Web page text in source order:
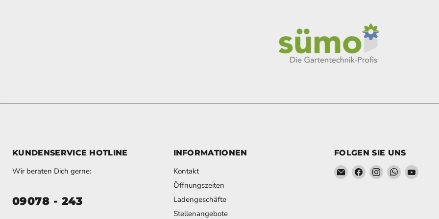
KUNDENSERVICE HOTLINE
Wir beraten Dich gerne:
09078 - 243
INFORMATIONEN
Kontakt
Öffnungszeiten
Ladengeschäfte
Stellenangebote
FOLGEN SIE UNS
Email Schweihofer - Die
Finden Sie uns auf
Finden Sie uns
Finden Sie